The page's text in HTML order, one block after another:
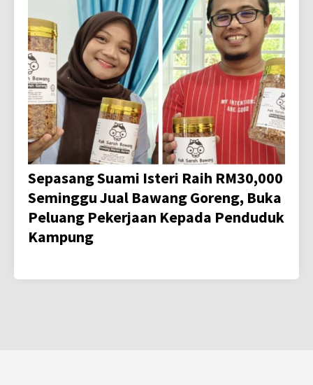
Sepasang Suami Isteri Raih RM30,000
Seminggu Jual Bawang Goreng, Buka
Peluang Pekerjaan Kepada Penduduk
Kampung